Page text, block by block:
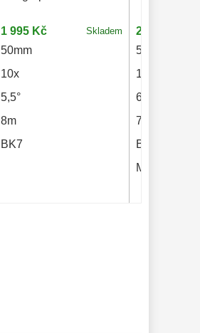
1 995 Kč Skladem
50mm
10x
5,5°
8m
BK7
2 150 Kč
50mm
10x
6,6°
7m
BK7
MC